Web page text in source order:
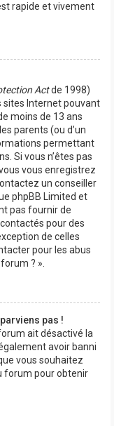
rapide et vivement
Actde 1998)
sites Internet pouvant
moins de 13 ans
parents (ou d’un
permettant
Si vous n’êtes pas
vous enregistrez
un conseiller
phpBB Limited et
pas fournir de
pour des
de celles
pour les abus
? ».
pas !
ait désactivé la
avoir banni
vous souhaitez
forum pour obtenir